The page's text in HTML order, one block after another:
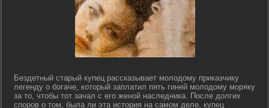
Бездетный старый купец рассказывает молодому приказчику
легенду о богаче, который заплатил пять гиней молодому моряку
за то, чтобы тот зачал с его женой наследника. После долгих
споров о том, была ли эта история на самом деле, купец